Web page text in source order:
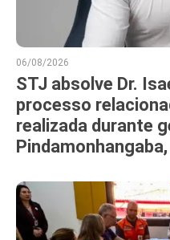
06/08/2026
STJ absolve Dr.
processo
realizada durante
Pindamonhangaba,